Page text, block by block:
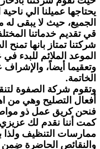
يحتاجها عميلنا الي
الجميع، حيث لا يبقى له
قي تقديم خدماتنا
شركتنا تمتاز بانها تمنح
الموعد الملائم للبدء
وتعقيما أيضاً،
الخاتمة.
وتقوم شركة الصفوة
أفعال التصليح وهي من
فنحن كريق عمل ذو
كمت أننا نقدم لك عزيزي
ممارسات التنظيف
والنقائص الحاضرة ضِمن